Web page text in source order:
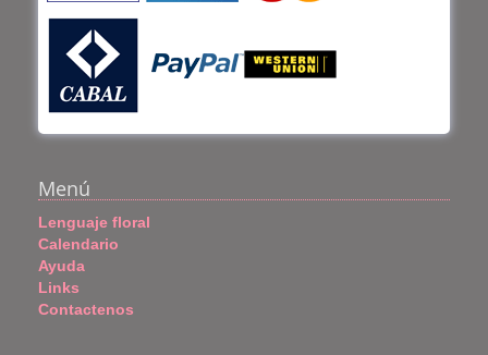
Menú
Lenguaje floral
Calendario
Ayuda
Links
Contactenos